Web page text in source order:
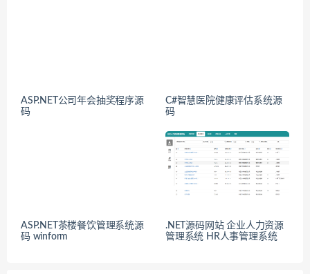
ASP.NET公司年会抽奖程序源
码
C#智慧医院健康评估系统源
码
ASP.NET茶楼餐饮管理系统源
码 winform
.NET源码网站 企业人力资源
管理系统 HR人事管理系统